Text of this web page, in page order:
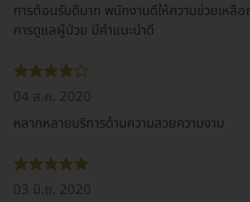
การต้อนรับดีมาก พนักงานดีให้ความช่วยเห
การดูแลผู้ป่วย มีคำแนะนำดี
04 ส.ค. 2020
หลากหลายบริการด้านความสวยความงาม
03 มิ.ย. 2020